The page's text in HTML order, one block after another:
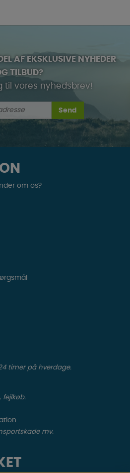
AF EKSKLUSIVE NYHEDER
TILBUD?
til vores nyhedsbrev!
Send
om os?
timer på hverdage.
fejlkøb.
mv.